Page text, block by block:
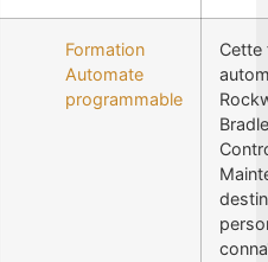
Formation
Automate
programmable
Cette